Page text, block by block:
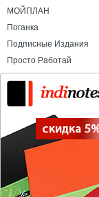
МОЙПЛАН
Поганка
Подписные Издания
Просто Работай